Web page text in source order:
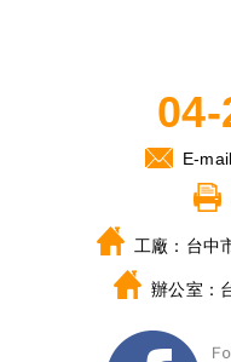
E-
工廠： 台中
辦公室：